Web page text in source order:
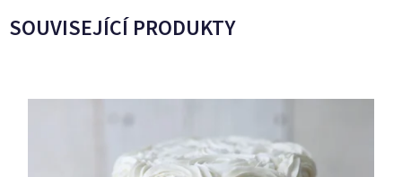
SOUVISEJÍCÍ PRODUKTY